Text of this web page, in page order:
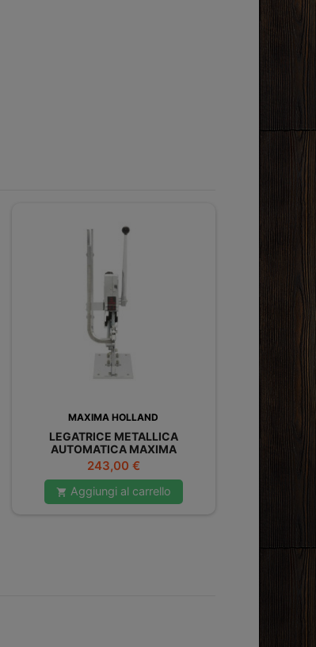
MAXIMA HOLLAND
LEGATRICE METALLICA
AUTOMATICA MAXIMA
Prezzo
243,00 €
 Aggiungi al carrello